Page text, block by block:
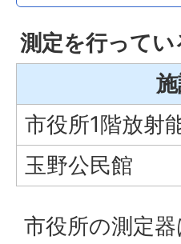
測定を行って
市役所1階放射
玉野公民館
市役所の測定